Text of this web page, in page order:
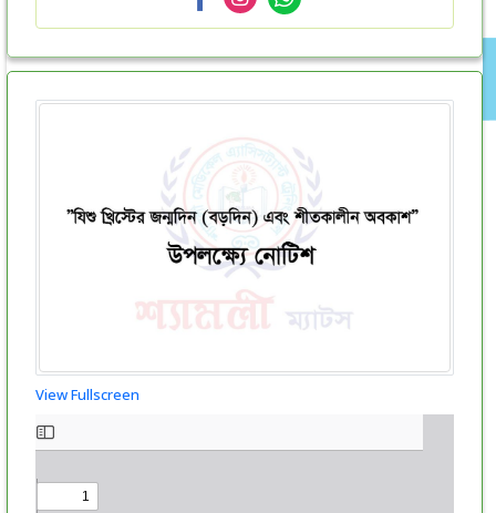
View Fullscreen
to
PDF
content